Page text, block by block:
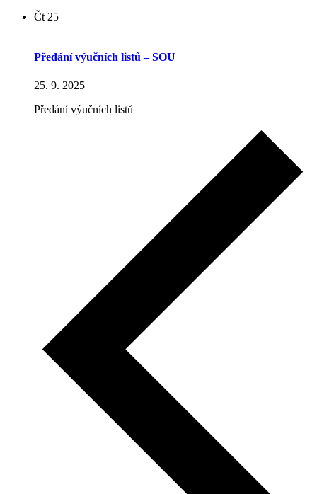
Čt 25
Předání výučních listů – SOU
25. 9. 2025
Předání výučních listů